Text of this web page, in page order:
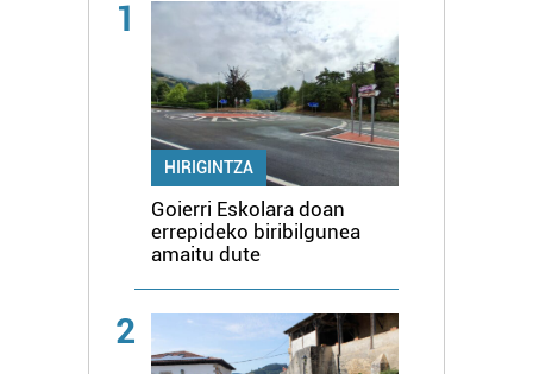
1
HIRIGINTZA
Goierri Eskolara doan
errepideko biribilgunea
amaitu dute
2